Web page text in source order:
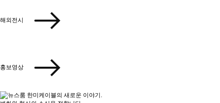
해외전시
홍보영상
한미케이블의 새로운 이야기.